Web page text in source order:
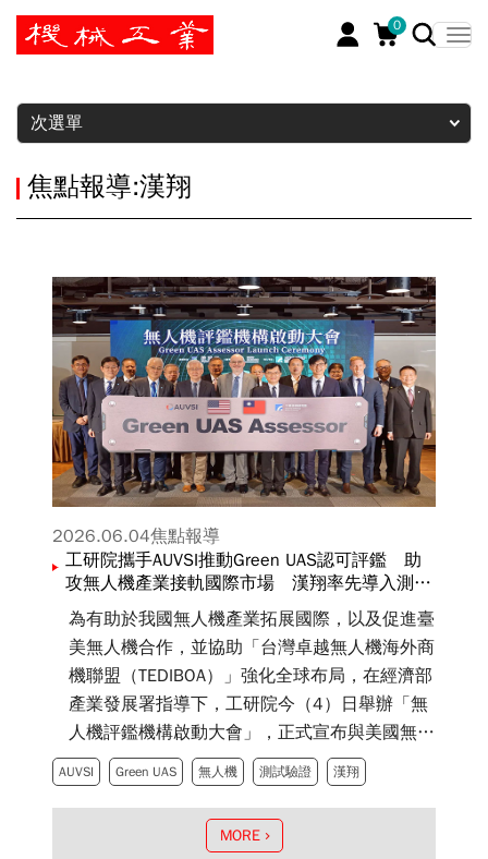
0
暫停
次選單
焦點報導:漢翔
2026.06.04焦點報導
工研院攜手AUVSI推動Green UAS認可評鑑 助
攻無人機產業接軌國際市場 漢翔率先導入測試
驗證
為有助於我國無人機產業拓展國際，以及促進臺
美無人機合作，並協助「台灣卓越無人機海外商
機聯盟（TEDIBOA）」強化全球布局，在經濟部
產業發展署指導下，工研院今（4）日舉辦「無
人機評鑑機構啟動大會」，正式宣布與美國無人
產業協會（AUVSI）簽署Green UAS授權評鑑及
服務協議契約，成為AUVSI於臺灣的第三方認可
評鑑機構，並成為美國「綠色無人機系統
（Green UAS）」，使臺灣成為美國境外第一個
AUVSI Green UAS 無人機 測試驗證 漢翔
MORE